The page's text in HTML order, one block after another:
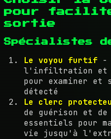
pour
sortie
Spécialistes
Le voyou furtif -
l'infiltration et
pour examiner et
détecté
Le clerc
de guérison et
essentiels pour
vie jusqu'à